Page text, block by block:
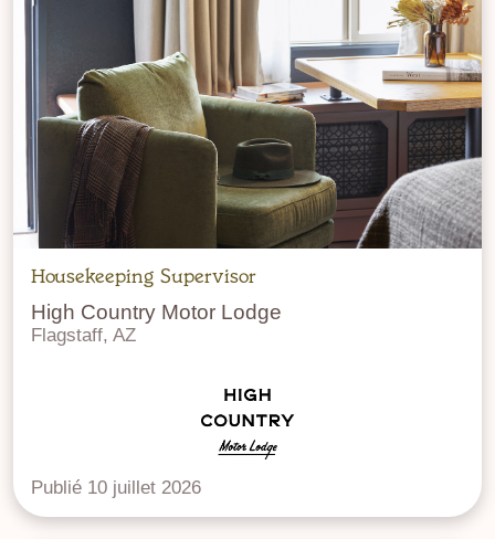
Housekeeping Supervisor
High Country Motor Lodge
Flagstaff, AZ
Publié 10 juillet 2026